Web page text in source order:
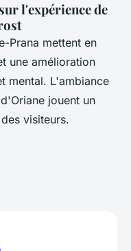
l'expérience de
Prana mettent en
une amélioration
mental. L'ambiance
jouent un
visiteurs.